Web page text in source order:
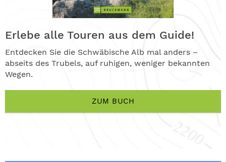
Erlebe alle Touren aus dem Guide!
Entdecken Sie die Schwäbische Alb mal anders –
abseits des Trubels, auf ruhigen, weniger bekannten
Wegen.
ZUM BUCH